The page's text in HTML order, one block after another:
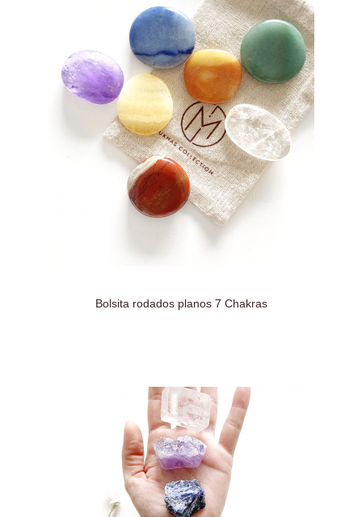
Bolsita rodados planos 7 Chakras